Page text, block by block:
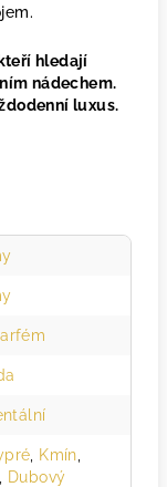
hledají
nádechem.
luxus.
Kmín
Dubový